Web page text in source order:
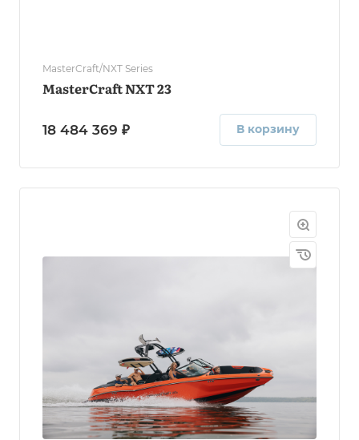
MasterCraft/NXT Series
MasterCraft NXT 23
18 484 369 ₽ В корзину